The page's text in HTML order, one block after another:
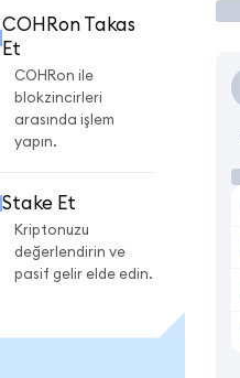
COHRon Takas
Et
COHRon ile
blokzincirleri
arasında işlem
yapın.
Stake Et
Kriptonuzu
değerlendirin ve
pasif gelir elde edin.